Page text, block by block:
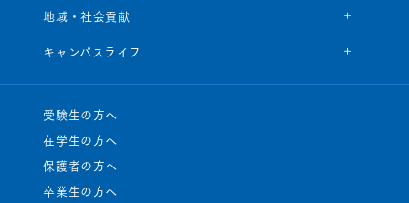
地域・社会貢献
キャンパスライフ
受験生の方へ
在学生の方へ
保護者の方へ
卒業生の方へ